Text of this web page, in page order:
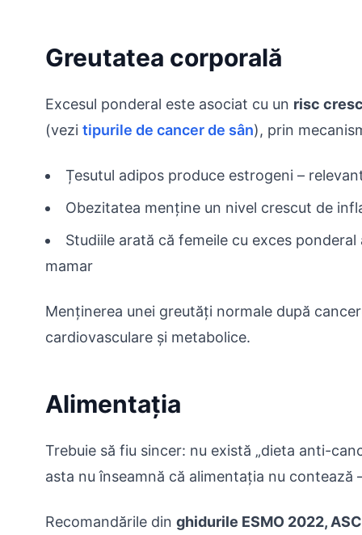
Greutatea corporală
Excesul ponderal este asociat cu un risc
(vezi tipurile de cancer de sân), prin
Țesutul adipos produce estrogeni –
Obezitatea menține un nivel crescut de
Studiile arată că femeile cu exces
mamar
Menținerea unei greutăți normale după
cardiovasculare și metabolice.
Alimentația
Trebuie să fiu sincer: nu există „dieta anti-
asta nu înseamnă că alimentația nu contează
Recomandările din ghidurile ESMO 2022,